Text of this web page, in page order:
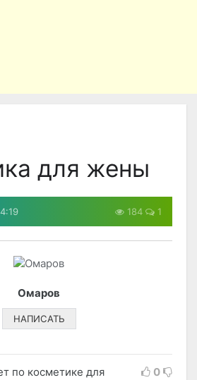
для жены
184 1
Омаров
НАПИСАТЬ
по косметике для
0